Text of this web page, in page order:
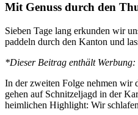
Mit Genuss durch den
Sieben Tage lang erkunden wir
paddeln durch den Kanton und
*Dieser Beitrag enthält
In der zweiten Folge nehmen wir
gehen auf Schnitzeljagd in der
heimlichen Highlight: Wir